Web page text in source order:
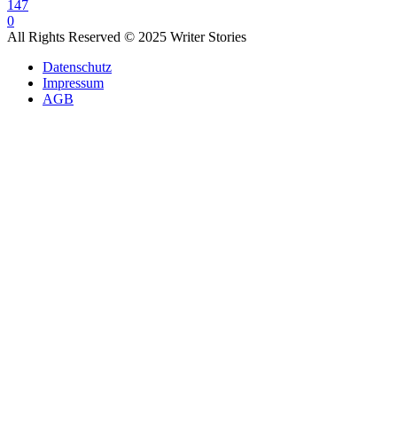
147
0
All Rights Reserved © 2025 Writer Stories
Datenschutz
Impressum
AGB